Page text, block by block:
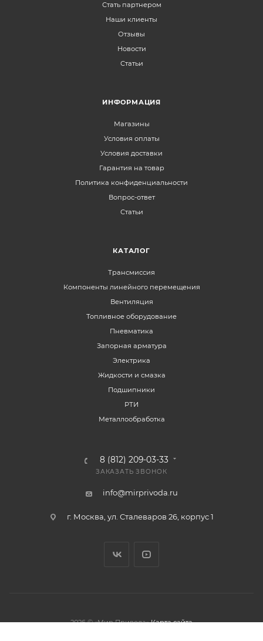
Стать партнером
Наши клиенты
Отзывы
Новости
Статьи
ИНФОРМАЦИЯ
Магазины
Условия оплаты
Условия доставки
Гарантия на товар
Политика конфиденциальности
Вопрос-ответ
Статьи
КАТАЛОГ
Трансмиссия
Компоненты линейного перемещения
Вентиляция
Топливное оборудование
Пневматика
Запорная арматура
Электрика
Жидкости и смазка
Подшипники
РТИ
Металлообработка
8 (812) 209-03-33
ЗАКАЗАТЬ ЗВОНОК
info@mirprivoda.ru
г. Москва, ул. Сталеваров 26, корпус 1
2026 © «Мир Привода» Карта сайта